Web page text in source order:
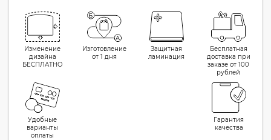
Изменение
дизайна
БЕСПЛАТНО
Изготовление
от 1 дня
Защитная
ламинация
Бесплатная
доставка при
заказе от 100
рублей
Удобные
варианты
оплаты
Гарантия
качества